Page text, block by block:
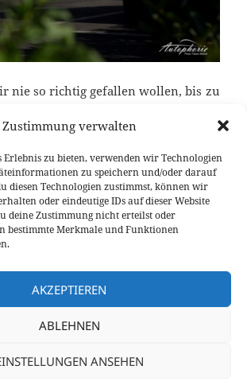
Zustimmung verwalten
zu bieten, verwenden wir Technologien
zu speichern und/oder darauf
diesen Technologien zustimmst, können wir
oder eindeutige IDs auf dieser Website
deine Zustimmung nicht erteilst oder
bestimmte Merkmale und Funktionen
AKZEPTIEREN
ABLEHNEN
ANSEHEN
nie so richtig gefallen wollen, bis zu
geschenkt hat. Der Shooting
gedreht, denn ja, ich brauche so
läutet mit Sicherheit eine neue
damit das biedere Image eines
wenn er eigentlich gar keiner ist.
Weinbergen erfahren: Mercedes-
SEITE176